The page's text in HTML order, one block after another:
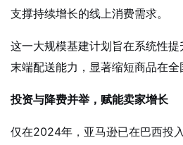
支撑持续增长的线上消费需求。
这一大规模基建计划旨在系统性
末端配送能力，显著缩短商品在全
投资与降费并举，赋能卖家增长
仅在2024年，亚马逊已在巴西投